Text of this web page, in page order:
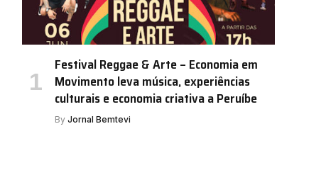
Festival Reggae & Arte – Economia em
Movimento leva música, experiências
culturais e economia criativa a Peruíbe
By Jornal Bemtevi